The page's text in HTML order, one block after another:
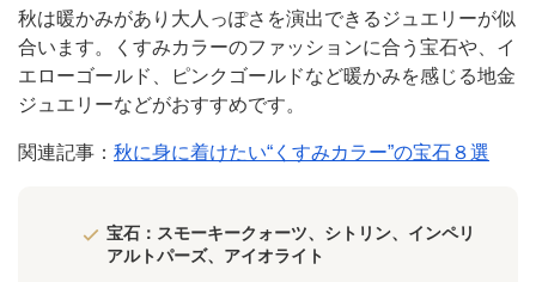
秋は暖かみがあり大人っぽさを演出できるジュエリーが似
合います。くすみカラーのファッションに合う宝石や、イ
エローゴールド、ピンクゴールドなど暖かみを感じる地金
ジュエリーなどがおすすめです。
関連記事： 秋に身に着けたい“くすみカラー”の宝石８選
宝石：スモーキークォーツ、シトリン、インペリ
アルトパーズ、アイオライト